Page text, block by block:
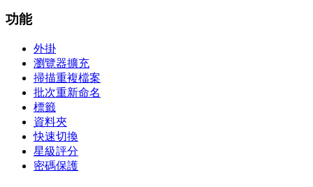
功能
外掛
瀏覽器擴充
掃描重複檔案
批次重新命名
標籤
資料夾
快速切換
星級評分
密碼保護